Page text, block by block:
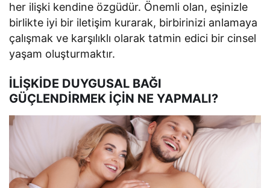
her ilişki kendine özgüdür. Önemli olan, eşinizle
birlikte iyi bir iletişim kurarak, birbirinizi anlamaya
çalışmak ve karşılıklı olarak tatmin edici bir cinsel
yaşam oluşturmaktır.
İLİŞKİDE DUYGUSAL BAĞI
GÜÇLENDİRMEK İÇİN NE YAPMALI?